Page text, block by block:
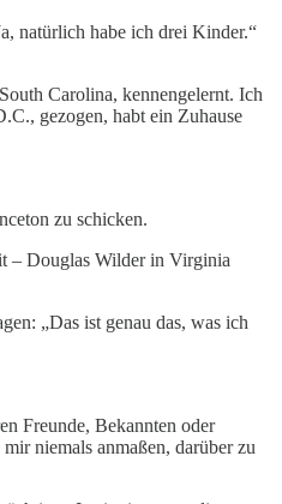
natürlich habe ich drei Kinder.“
Carolina, kennengelernt. Ich
gezogen, habt ein Zuhause
zu schicken.
– Douglas Wilder in Virginia
„Das ist genau das, was ich
Freunde, Bekannten oder
niemals anmaßen, darüber zu